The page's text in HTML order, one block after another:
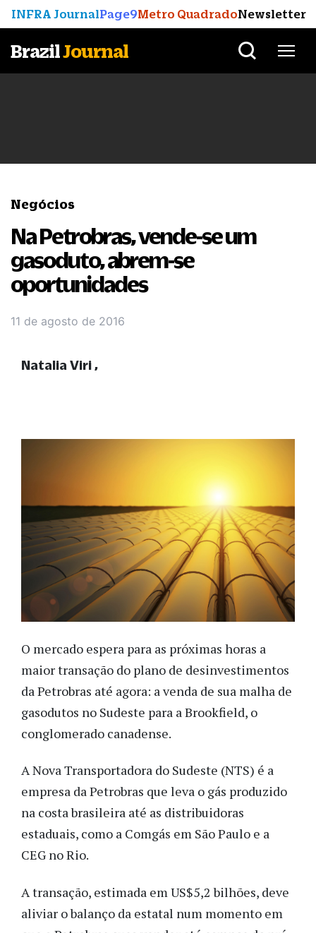
INFRA JournalPage9Metro QuadradoNewsletter
BrazilJournal
Negócios
Na Petrobras, vende-se um
gasoduto, abrem-se
oportunidades
11 de agosto de 2016
O mercado espera para as próximas horas a
maior transação do plano de desinvestimentos
da Petrobras até agora: a venda de sua malha de
gasodutos no Sudeste para a Brookfield, o
conglomerado canadense.
A Nova Transportadora do Sudeste (NTS) é a
empresa da Petrobras que leva o gás produzido
na costa brasileira até as distribuidoras
estaduais, como a Comgás em São Paulo e a
CEG no Rio.
A transação, estimada em US$5,2 bilhões, deve
aliviar o balanço da estatal num momento em
Natalia Viri